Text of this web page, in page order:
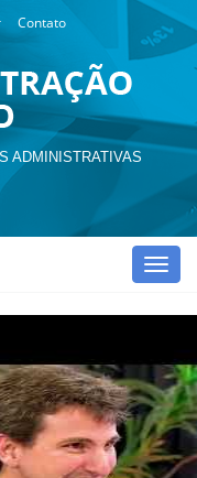
Contato
ADMINISTRATIVAS